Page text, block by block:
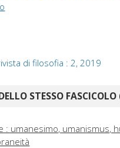
di filosofia : 2, 2019
STESSO
: umanesimo, umanismus,